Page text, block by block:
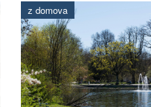
z domova